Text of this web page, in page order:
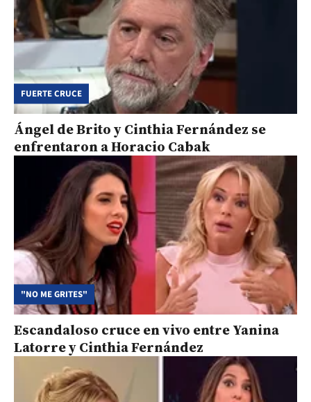
FUERTE CRUCE
Ángel de Brito y Cinthia Fernández se
enfrentaron a Horacio Cabak
"NO ME GRITES"
Escandaloso cruce en vivo entre Yanina
Latorre y Cinthia Fernández